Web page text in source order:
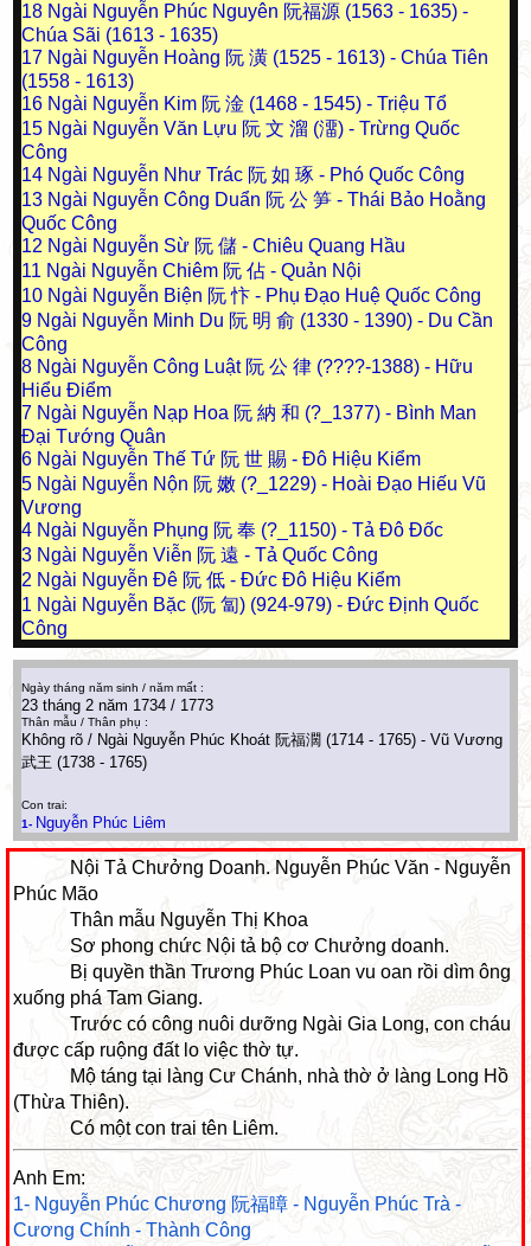
18 Ngài Nguyễn Phúc Nguyên 阮福源 (1563 - 1635) -
Chúa Sãi (1613 - 1635)
17 Ngài Nguyễn Hoàng 阮 潢 (1525 - 1613) - Chúa Tiên
(1558 - 1613)
16 Ngài Nguyễn Kim 阮 淦 (1468 - 1545) - Triệu Tổ
15 Ngài Nguyễn Văn Lựu 阮 文 溜 (澑) - Trừng Quốc
Công
14 Ngài Nguyễn Như Trác 阮 如 琢 - Phó Quốc Công
13 Ngài Nguyễn Công Duẩn 阮 公 笋 - Thái Bảo Hoằng
Quốc Công
12 Ngài Nguyễn Sừ 阮 儲 - Chiêu Quang Hầu
11 Ngài Nguyễn Chiêm 阮 佔 - Quản Nội
10 Ngài Nguyễn Biện 阮 忭 - Phụ Đạo Huệ Quốc Công
9 Ngài Nguyễn Minh Du 阮 明 俞 (1330 - 1390) - Du Cần
Công
8 Ngài Nguyễn Công Luật 阮 公 律 (????-1388) - Hữu
Hiểu Điểm
7 Ngài Nguyễn Nạp Hoa 阮 納 和 (?_1377) - Bình Man
Đại Tướng Quân
6 Ngài Nguyễn Thế Tứ 阮 世 賜 - Đô Hiệu Kiểm
5 Ngài Nguyễn Nộn 阮 嫩 (?_1229) - Hoài Đạo Hiếu Vũ
Vương
4 Ngài Nguyễn Phụng 阮 奉 (?_1150) - Tả Đô Đốc
3 Ngài Nguyễn Viễn 阮 遠 - Tả Quốc Công
2 Ngài Nguyễn Đê 阮 低 - Đức Đô Hiệu Kiểm
1 Ngài Nguyễn Bặc (阮 匐) (924-979) - Đức Định Quốc
Công
Ngày tháng năm sinh / năm mất :
23 tháng 2 năm 1734 / 1773
Thân mẫu / Thân phụ :
Không rõ / Ngài Nguyễn Phúc Khoát 阮福濶 (1714 - 1765) - Vũ Vương
武王 (1738 - 1765)
Con trai:
1- Nguyễn Phúc Liêm
Nội Tả Chưởng Doanh. Nguyễn Phúc Văn - Nguyễn
Phúc Mão
Thân mẫu Nguyễn Thị Khoa
Sơ phong chức Nội tả bộ cơ Chưởng doanh.
Bị quyền thần Trương Phúc Loan vu oan rồi dìm ông
xuống phá Tam Giang.
Trước có công nuôi dưỡng Ngài Gia Long, con cháu
được cấp ruộng đất lo việc thờ tự.
Mộ táng tại làng Cư Chánh, nhà thờ ở làng Long Hồ
(Thừa Thiên).
Có một con trai tên Liêm.
Anh Em:
1- Nguyễn Phúc Chương 阮福暲 - Nguyễn Phúc Trà -
Cương Chính - Thành Công